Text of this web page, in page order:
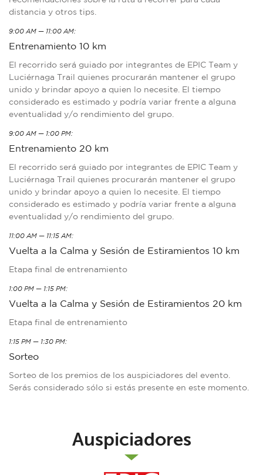
distancia y otros tips.
9:00 AM — 11:00 AM:
Entrenamiento 10 km
El recorrido será guiado por integrantes de EPIC Team y
Luciérnaga Trail quienes procurarán mantener el grupo
unido y brindar apoyo a quien lo necesite. El tiempo
considerado es estimado y podría variar frente a alguna
eventualidad y/o rendimiento del grupo.
9:00 AM — 1:00 PM:
Entrenamiento 20 km
El recorrido será guiado por integrantes de EPIC Team y
Luciérnaga Trail quienes procurarán mantener el grupo
unido y brindar apoyo a quien lo necesite. El tiempo
considerado es estimado y podría variar frente a alguna
eventualidad y/o rendimiento del grupo.
11:00 AM — 11:15 AM:
Vuelta a la Calma y Sesión de Estiramientos 10 km
Etapa final de entrenamiento
1:00 PM — 1:15 PM:
Vuelta a la Calma y Sesión de Estiramientos 20 km
Etapa final de entrenamiento
1:15 PM — 1:30 PM:
Sorteo
Sorteo de los premios de los auspiciadores del evento.
Serás considerado sólo si estás presente en este momento.
Auspiciadores